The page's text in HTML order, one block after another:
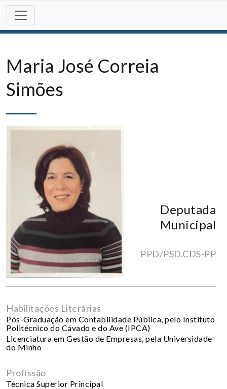
Skip
content
Maria José Correia
Simões
Deputada
Municipal
PPD/PSD.CDS-PP
Habilitações Literárias
Pós-Graduação em Contabilidade Pública, pelo Instituto
Politécnico do Cávado e do Ave (IPCA)
Licenciatura em Gestão de Empresas, pela Universidade
do Minho
Profissão
Técnica Superior Principal